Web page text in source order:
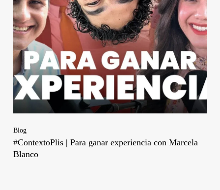
Blog
#ContextoPlis | Para ganar experiencia con Marcela
Blanco